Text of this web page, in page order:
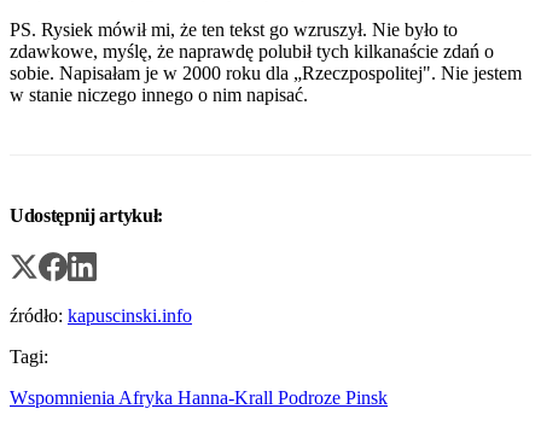
PS. Rysiek mówił mi, że ten tekst go wzruszył. Nie było to
zdawkowe, myślę, że naprawdę polubił tych kilkanaście zdań o
sobie. Napisałam je w 2000 roku dla „Rzeczpospolitej". Nie jestem
w stanie niczego innego o nim napisać.
Udostępnij artykuł:
źródło: kapuscinski.info
Tagi:
Wspomnienia Afryka Hanna-Krall Podroze Pinsk